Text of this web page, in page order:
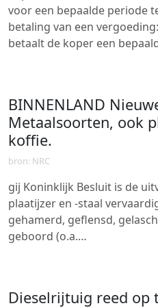
voor een bepaalde periode
betaling van een
betaalt de koper een
BINNENLAND
Metaalsoorten, ook
koffie.
bron: NRC
gij Koninklijk Besluit is de
plaatijzer en -staal
gehamerd, geflensd,
geboord (o.a.…
Dieselrijtuig reed op